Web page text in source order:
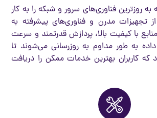
به روزترین فناوری‌های سرور و شبکه را به کار
تجهیزات مدرن و فناوری‌های پیشرفته به
با کیفیت بالا، پردازش قدرتمند و سرعت
به طور مداوم به روزرسانی می‌شوند تا
کاربران بهترین خدمات ممکن را دریافت